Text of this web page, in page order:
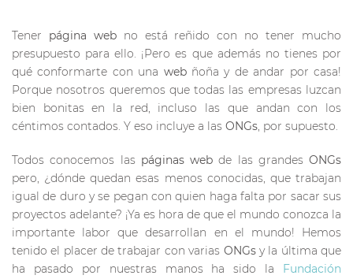
Tener página webno está reñido con no tener mucho
presupuesto para ello. ¡Pero es que además no tienes por
qué conformarte con una webñoña y de andar por casa!
Porque nosotros queremos que todas las empresas luzcan
bien bonitas en la red, incluso las que andan con los
céntimos contados. Y eso incluye a las ONGs, por supuesto.
Todos conocemos las páginas web de las grandes ONGs
pero, ¿dónde quedan esas menos conocidas, que trabajan
igual de duro y se pegan con quien haga falta por sacar sus
proyectos adelante? ¡Ya es hora de que el mundo conozca la
importante labor que desarrollan en el mundo! Hemos
tenido el placer de trabajar con varias ONGsy la última que
ha pasado por nuestras manos ha sido la Fundación